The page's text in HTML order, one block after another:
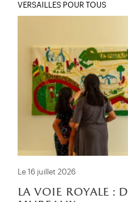
VERSAILLES POUR TOUS
Le 16 juillet 2026
la voie royale :